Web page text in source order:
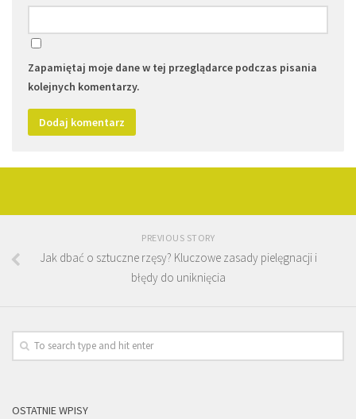
Zapamiętaj moje dane w tej przeglądarce podczas pisania
kolejnych komentarzy.
PREVIOUS STORY
Jak dbać o sztuczne rzęsy? Kluczowe zasady pielęgnacji i
błędy do uniknięcia
OSTATNIE WPISY